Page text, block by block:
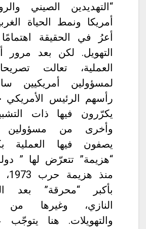
“التهديدين الصيني
أمريكا ونمط الحياة
أعرُ في الحقيقة اهتمامًا
التهويل. لكن بعد
العملية، تعالت
لمسؤولين أمريكيين
رأسهم الرئيس الأمريكي
يكرّرون فيها ذات
وأخرى من مسؤولين
يصفون فيها العملية
“هزيمة” تتعرّض لها ”
منذ
بأكبر “محرقة” بعد
النازي، وغيرها من
والتهويلات. هنا